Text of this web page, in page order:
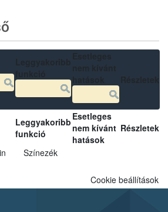
Leggyakoribb
funkció
Esetleges
nem kívánt
hatások
Részletek
Színezék
Cookie beállítások